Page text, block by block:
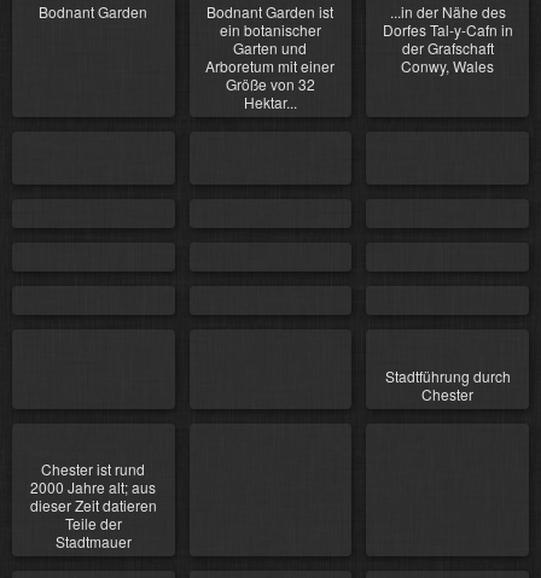
Bodnant Garden
Bodnant Garden ist
ein botanischer
Garten und
Arboretum mit einer
Größe von 32
Hektar...
...in der Nähe des
Dorfes Tal-y-Cafn in
der Grafschaft
Conwy, Wales
Stadtführung durch
Chester
Chester ist rund
2000 Jahre alt; aus
dieser Zeit datieren
Teile der
Stadtmauer